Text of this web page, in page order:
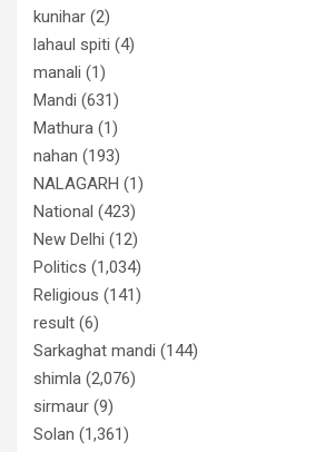
kunihar (2)
lahaul spiti (4)
manali (1)
Mandi (631)
Mathura (1)
nahan (193)
NALAGARH (1)
National (423)
New Delhi (12)
Politics (1,034)
Religious (141)
result (6)
Sarkaghat mandi (144)
shimla (2,076)
sirmaur (9)
Solan (1,361)